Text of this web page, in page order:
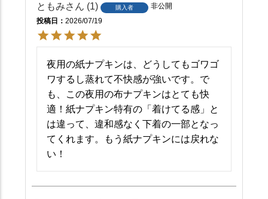
ともみ 1 購入者
非公開
投稿日
2026/07/19
夜用の紙ナプキンは、どうしてもゴワゴ
ワするし蒸れて不快感が強いです。で
も、この夜用の布ナプキンはとても快
適！紙ナプキン特有の「着けてる感」と
は違って、違和感なく下着の一部となっ
てくれます。もう紙ナプキンには戻れな
い！